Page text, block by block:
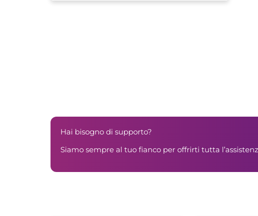
Hai bisogno di supporto?
Siamo sempre al tuo fianco per offrirti tutta